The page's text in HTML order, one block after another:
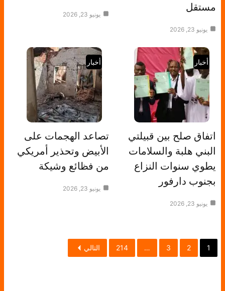
مستقل
يونيو 23, 2026
يونيو 23, 2026
أخبار
اتفاق صلح بين قبيلتي
البني هلبة والسلامات
يطوي سنوات النزاع
بجنوب دارفور
يونيو 23, 2026
أخبار
تصاعد الهجمات على
الأبيض وتحذير أمريكي
من فظائع وشيكة
يونيو 23, 2026
1
2
3
…
214 التالي